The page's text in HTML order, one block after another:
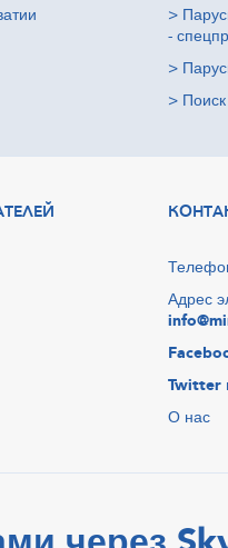
>
-
>
>
Адрес
Twitter
О нас